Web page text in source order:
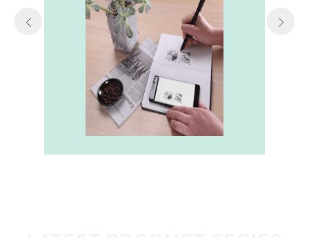
置開發。模組在保持小型化的同時，
延伸了可用物距範圍，使其能在離紙
面更遠的位置仍精確讀取碼點，同時
內建的高幀率SoC，能確保書寫筆跡
的連續與準確。 透過4000A模組能有
效縮短客戶開發週期，並確保在小型
裝置中仍維持高精度與穩定度，讓產
品能夠以最自然的方式，將紙本與數
位內容緊密連結。